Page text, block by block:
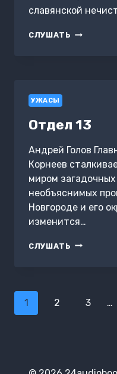
славянской
СЛУШАТЬ МИР
УЖАСЫ
Отдел 13
Андрей Голов
Корнеев
миром
необъяснимых
Новгороде и его
изменится…
СЛУШАТЬ ОТДЕЛ
Навигация
по
1 2 3 …